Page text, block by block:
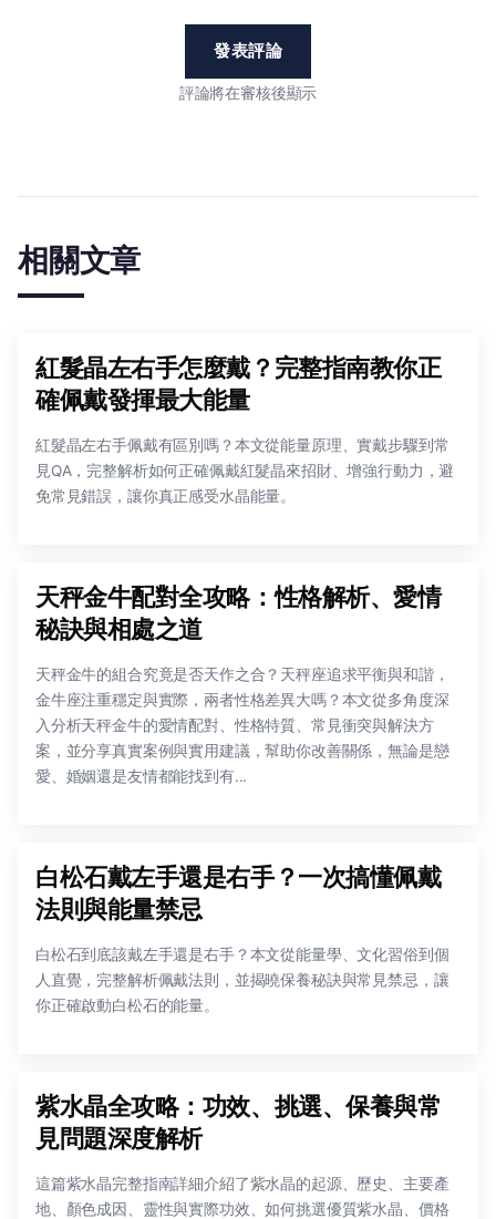
發表評論
評論將在審核後顯示
相關文章
紅髮晶左右手怎麼戴？完整指南教你正
確佩戴發揮最大能量
紅髮晶左右手佩戴有區別嗎？本文從能量原理、實戴步驟到常
見QA，完整解析如何正確佩戴紅髮晶來招財、增強行動力，避
免常見錯誤，讓你真正感受水晶能量。
天秤金牛配對全攻略：性格解析、愛情
秘訣與相處之道
天秤金牛的組合究竟是否天作之合？天秤座追求平衡與和諧，
金牛座注重穩定與實際，兩者性格差異大嗎？本文從多角度深
入分析天秤金牛的愛情配對、性格特質、常見衝突與解決方
案，並分享真實案例與實用建議，幫助你改善關係，無論是戀
愛、婚姻還是友情都能找到有...
白松石戴左手還是右手？一次搞懂佩戴
法則與能量禁忌
白松石到底該戴左手還是右手？本文從能量學、文化習俗到個
人直覺，完整解析佩戴法則，並揭曉保養秘訣與常見禁忌，讓
你正確啟動白松石的能量。
紫水晶全攻略：功效、挑選、保養與常
見問題深度解析
這篇紫水晶完整指南詳細介紹了紫水晶的起源、歷史、主要產
地、顏色成因、靈性與實際功效、如何挑選優質紫水晶、價格